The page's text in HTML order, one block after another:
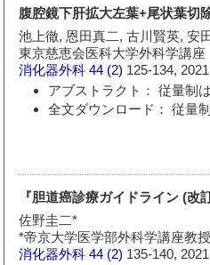
腹腔鏡下肝拡大左葉+尾状葉切
池上徹, 恩田真二, 古川賢英, 安
東京慈恵会医科大学外科学講座
消化器外科 44 (2) 125-134,
アブストラクト： 従量制
全文ダウンロード： 従量
『胆道癌診療ガイドライン (改
佐野圭二*
*帝京大学医学部外科学講座教授
消化器外科 44 (2) 135-140,